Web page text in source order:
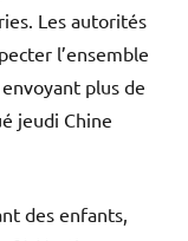
Les autorités
l’ensemble
plus de
jeudi Chine
des enfants,